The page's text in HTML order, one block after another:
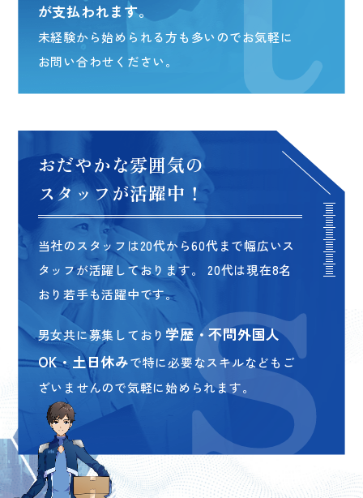
が支払われます。
未経験から始められる方も多いのでお気軽に
お問い合わせください。
おだやかな雰囲気の
スタッフが活躍中！
当社のスタッフは20代から60代まで幅広いス
タッフが活躍しております。
20代は現在8名
おり若手も活躍中です。
男女共に募集しており 学歴・不問外国人
OK・土日休みで特に必要なスキルなどもご
ざいませんので気軽に始められます。